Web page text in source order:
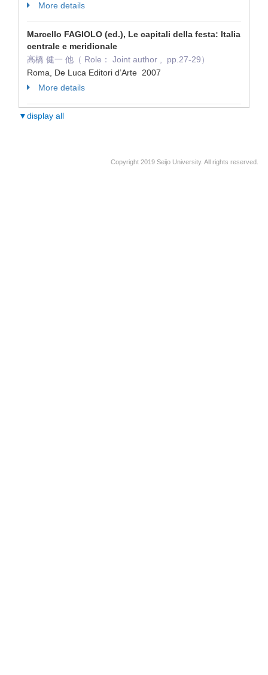
More details
Marcello FAGIOLO (ed.), Le capitali della festa: Italia
centrale e meridionale
高橋 健一 他（ Role： Joint author , pp.27-29）
Roma, De Luca Editori d’Arte 2007
More details
▼display all
Copyright 2019 Seijo University. All rights reserved.